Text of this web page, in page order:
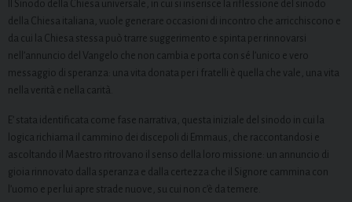
Il Sinodo della Chiesa universale, in cui si inserisce la riflessione del sinodo
della Chiesa italiana, vuole generare occasioni di incontro che arricchiscono e
da cui la Chiesa stessa può trarre suggerimento e spinta per rinnovarsi
nell’annuncio del Vangelo che non cambia e porta con sé l’unico e vero
messaggio di speranza: una vita donata per i fratelli è quella che vale, una vita
nella verità e nella carità.
E’ stata identificata come fase narrativa, questa iniziale del sinodo in cui la
logica richiama il cammino dei discepoli di Emmaus, che raccontandosi e
ascoltando il Maestro ritrovano il senso della loro missione: un annuncio di
gioia rinnovato dalla speranza e dalla certezza che il Signore cammina con
l’uomo e per lui apre strade nuove, su cui non c’è da temere.